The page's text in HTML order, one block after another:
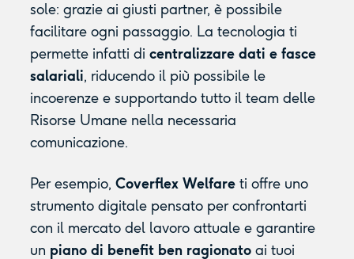
sole: grazie ai giusti partner, è possibile
facilitare ogni passaggio. La tecnologia ti
permette infatti di centralizzare dati e fasce
salariali, riducendo il più possibile le
incoerenze e supportando tutto il team delle
Risorse Umane nella necessaria
comunicazione.
Per esempio, Coverflex Welfareti offre uno
strumento digitale pensato per confrontarti
con il mercato del lavoro attuale e garantire
un piano di benefit ben ragionatoai tuoi